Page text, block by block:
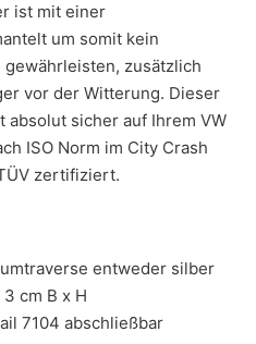
ist mit einer
um somit kein
zusätzlich
vor der Witterung. Dieser
absolut sicher auf Ihrem VW
ISO Norm im City Crash
zertifiziert.
entweder silber
cm B x H
7104 abschließbar